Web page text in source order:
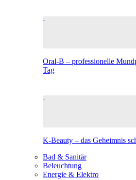
Oral-B – professionelle
Tag
K-Beauty – das Geheimnis
Bad & Sanitär
Beleuchtung
Energie & Elektro